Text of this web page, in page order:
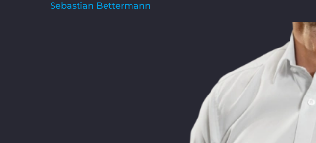
Sebastian Bettermann